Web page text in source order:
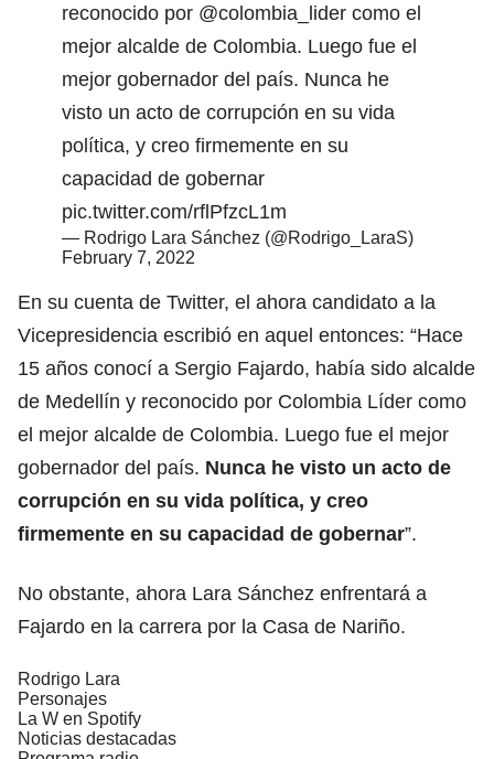
reconocido por @colombia_lider como el
mejor alcalde de Colombia. Luego fue el
mejor gobernador del país. Nunca he
visto un acto de corrupción en su vida
política, y creo firmemente en su
capacidad de gobernar
pic.twitter.com/rflPfzcL1m
— Rodrigo Lara Sánchez (@Rodrigo_LaraS)
February 7, 2022
En su cuenta de Twitter, el ahora candidato a la
Vicepresidencia escribió en aquel entonces: “Hace
15 años conocí a Sergio Fajardo, había sido alcalde
de Medellín y reconocido por Colombia Líder como
el mejor alcalde de Colombia. Luego fue el mejor
gobernador del país. Nunca he visto un acto de
corrupción en su vida política, y creo
firmemente en su capacidad de gobernar”.
No obstante, ahora Lara Sánchez enfrentará a
Fajardo en la carrera por la Casa de Nariño.
Rodrigo Lara
Personajes
La W en Spotify
Noticias destacadas